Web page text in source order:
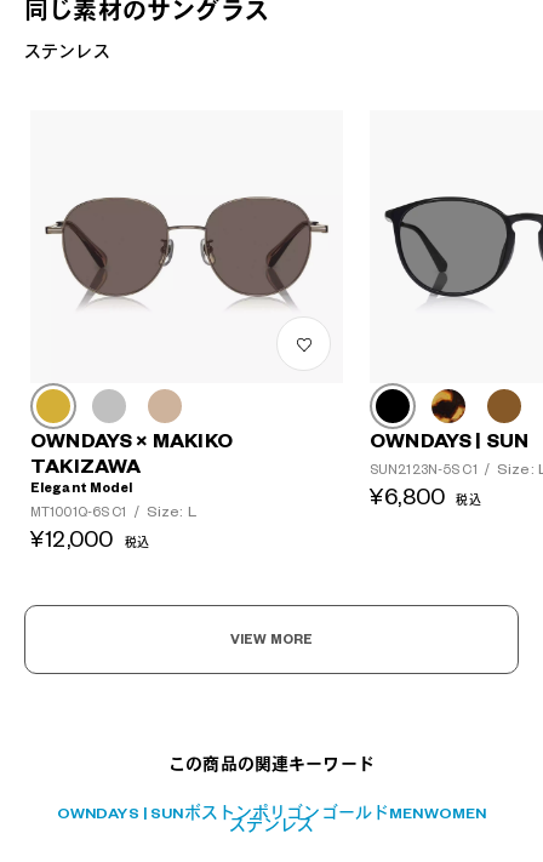
同じ素材のサングラス
ステンレス
OWNDAYS × MAKIKO
TAKIZAWA
Elegant Model
MT1001Q-6S C1
/ Size: L
¥12,000 税込
OWNDAYS | SUN
SUN2123N-5S C1 / Size:
¥6,800 税込
VIEW MORE
この商品の関連キーワード
OWNDAYS | SUN ボストンポリゴン ゴールド MEN WOMEN
ステンレス